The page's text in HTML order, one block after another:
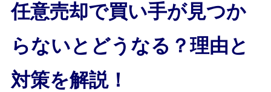
任意売却で買い手が見つか
らないとどうなる？理由と
対策を解説！